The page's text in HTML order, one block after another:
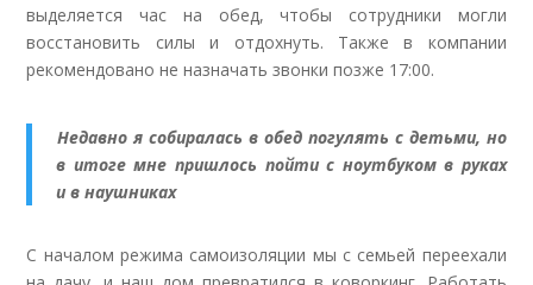
выделяется час на обед, чтобы сотрудники могли
восстановить силы и отдохнуть. Также в компании
рекомендовано не назначать звонки позже 17:00.
Недавно я собиралась в обед погулять с детьми, но
в итоге мне пришлось пойти с ноутбуком в руках
и в наушниках
С началом режима самоизоляции мы с семьей переехали